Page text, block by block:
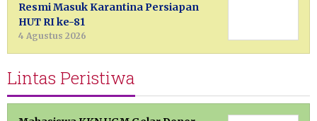
Resmi Masuk Karantina Persiapan
HUT RI ke-81
4 Agustus 2026
Lintas Peristiwa